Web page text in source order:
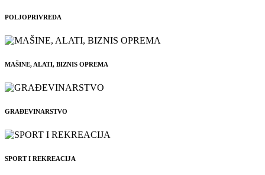
POLJOPRIVREDA
MAŠINE, ALATI, BIZNIS OPREMA
GRAĐEVINARSTVO
SPORT I REKREACIJA